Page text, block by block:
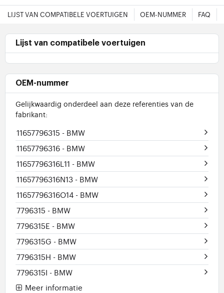
LIJST VAN COMPATIBELE VOERTUIGEN OEM-NUMMER FAQ
Lijst van compatibele voertuigen
OEM-nummer
Gelijkwaardig onderdeel aan deze referenties van de
fabrikant:
11657796315 - BMW
11657796316 - BMW
11657796316L11 - BMW
11657796316N13 - BMW
11657796316O14 - BMW
7796315 - BMW
7796315E - BMW
7796315G - BMW
7796315H - BMW
7796315I - BMW
Meer informatie